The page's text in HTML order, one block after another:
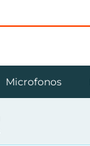
Microfonos